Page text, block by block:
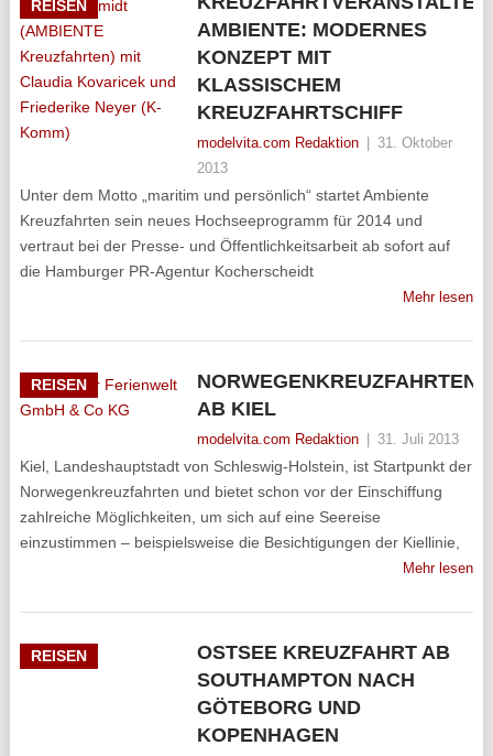
REISEN
AMBIENTE: MODERNES
KONZEPT MIT
KLASSISCHEM
KREUZFAHRTSCHIFF
modelvita.com Redaktion
31. Oktober
2013
Unter dem Motto „maritim und persönlich“ startet Ambiente
Kreuzfahrten sein neues Hochseeprogramm für 2014 und
vertraut bei der Presse- und Öffentlichkeitsarbeit ab sofort auf
die Hamburger PR-Agentur Kocherscheidt
Mehr lesen
REISEN
NORWEGENKREUZFAHRTEN
AB KIEL
modelvita.com Redaktion 31. Juli 2013
Kiel, Landeshauptstadt von Schleswig-Holstein, ist Startpunkt der
Norwegenkreuzfahrten und bietet schon vor der Einschiffung
zahlreiche Möglichkeiten, um sich auf eine Seereise
einzustimmen – beispielsweise die Besichtigungen der Kiellinie,
Mehr lesen
REISEN
OSTSEE KREUZFAHRT AB
SOUTHAMPTON NACH
GÖTEBORG UND
KOPENHAGEN